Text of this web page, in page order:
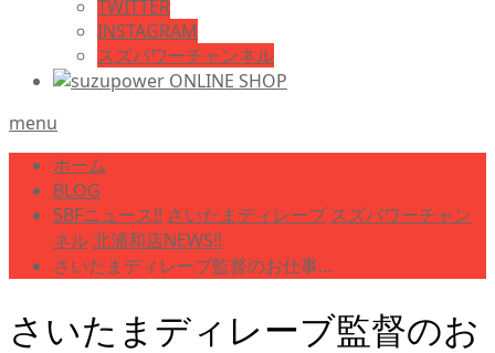
TWITTER
INSTAGRAM
スズパワーチャンネル
menu
ホーム
BLOG
SBFニュース!! さいたまディレーブ スズパワーチャン
ネル北浦和店NEWS!!
さいたまディレーブ監督のお仕事…
さいたまディレーブ監督のお